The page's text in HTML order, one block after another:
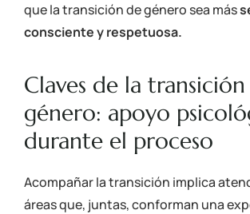
que latransición de género sea más
consciente y respetuosa.
Claves de la
género: apoyo
durante el proceso
Acompañar la transición implica
áreas que, juntas, conforman una